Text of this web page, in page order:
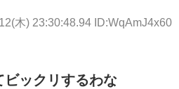
木) 23:30:48.94 ID:WqAmJ4x60
ビックリするわな